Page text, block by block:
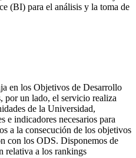
(BI) para el análisis y la toma de
en los Objetivos de Desarrollo
por un lado, el servicio realiza
de la Universidad,
e indicadores necesarios para
a la consecución de los objetivos
con los ODS. Disponemos de
relativa a los rankings